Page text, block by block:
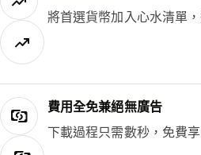
將首選貨幣加入心水清單
費用全免兼絕無廣告
下載過程只需數秒，免費